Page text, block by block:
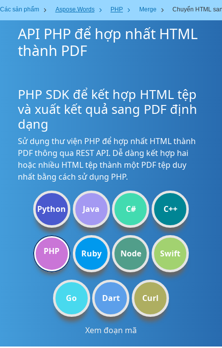
Các sản phẩm Aspose.Words PHP Merge Chuyển HTML
API PHP để hợp nhất HTML
thành PDF
PHP SDK để kết hợp HTML tệp
và xuất kết quả sang PDF định
dạng
Sử dụng thư viện PHP để hợp nhất HTML thành
PDF thông qua REST API. Dễ dàng kết hợp hai
hoặc nhiều HTML tệp thành một PDF tệp duy
nhất bằng cách sử dụng PHP.
Python Java C# C++
PHP Ruby Node Swift
Go Dart Curl
Xem đoạn mã